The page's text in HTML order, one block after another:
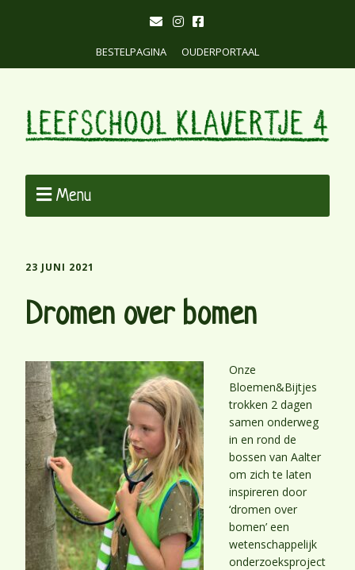
BESTELPAGINA OUDERPORTAAL
Menu
23 JUNI 2021
Dromen over bomen
Onze
Bloemen&Bijtjes
trokken 2 dagen
samen onderweg
in en rond de
bossen van Aalter
om zich te laten
inspireren door
‘dromen over
bomen’ een
wetenschappelijk
onderzoeksproject